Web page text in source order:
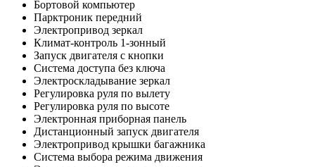
Бортовой компьютер
Парктроник передний
Электропривод зеркал
Климат-контроль 1-зонный
Запуск двигателя с кнопки
Система доступа без ключа
Электроскладывание зеркал
Регулировка руля по вылету
Регулировка руля по высоте
Электронная приборная панель
Дистанционный запуск двигателя
Электропривод крышки багажника
Система выбора режима движения